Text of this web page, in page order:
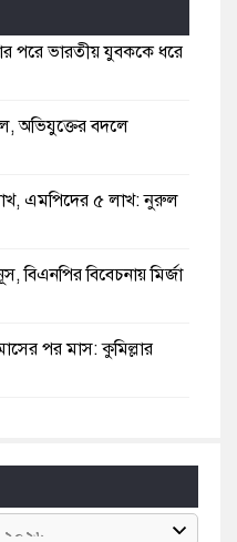
পরে ভারতীয় যুবককে ধরে
অভিযুক্তের বদলে
এমপিদের ৫ লাখ: নুরুল
বিএনপির বিবেচনায় মির্জা
পর মাস: কুমিল্লার
কি আপনারা দেখেননি: